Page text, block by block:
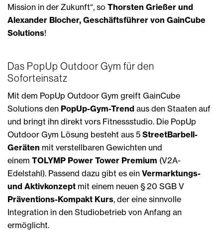
Mission in der Zukunft“, so Thorsten Grießer und
Alexander Blocher, Geschäftsführer von GainCube
Solutions!
Das PopUp Outdoor Gym für den
Soforteinsatz
Mit dem PopUp Outdoor Gym greift GainCube
Solutions den PopUp-Gym-Trend aus den Staaten auf
und bringt ihn direkt vors Fitnessstudio. Die PopUp
Outdoor Gym Lösung besteht aus 5 StreetBarbell-
Geräten mit verstellbaren Gewichten und
einem TOLYMP Power Tower Premium (V2A-
Edelstahl). Passend dazu gibt es ein Vermarktungs-
und Aktivkonzept mit einem neuen § 20 SGB V
Präventions-Kompakt Kurs, der eine sinnvolle
Integration in den Studiobetrieb von Anfang an
ermöglicht.